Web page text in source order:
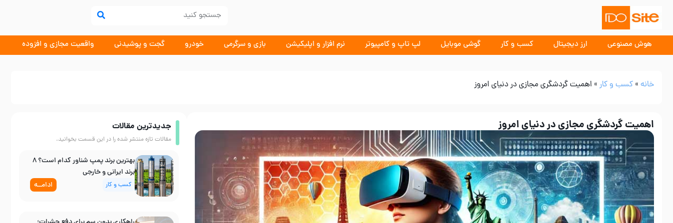
هوش مصنوعی ارز دیجیتال کسب و کار گوشی موبایل لپ تاپ و کامپیوتر نرم افزار و اپلیکیشن بازی و سرگرمی خودرو گجت و پوشیدنی واقعیت مجازی و افزوده
خانه » کسب و کار » اهمیت گردشگری مجازی در دنیای امروز
اهمیت گردشگری مجازی در دنیای امروز جدیدترین مقالات
مقالات تازه منتشر شده را در این قسمت بخوانید.
بهترین برند پمپ شناور کدام است؟ ۸
برند ایرانی و خارجی
کسب و کار ادامــه